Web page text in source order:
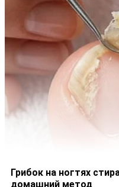
Грибок на ногтях
домашний метод